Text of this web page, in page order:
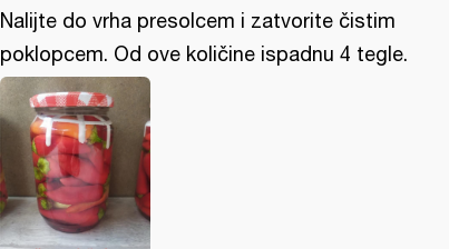
Nalijte do vrha presolcem i zatvorite čistim
poklopcem. Od ove količine ispadnu 4 tegle.